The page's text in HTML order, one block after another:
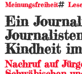
Meinungsfreiheit
Ein
Kindheit
Nachruf auf